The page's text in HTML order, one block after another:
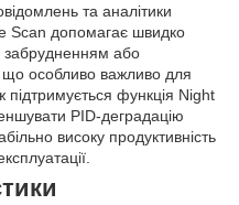
та аналітики
Scan допомагає швидко
забрудненням або
особливо важливо для
функція Night
PID-деградацію
високу продуктивність